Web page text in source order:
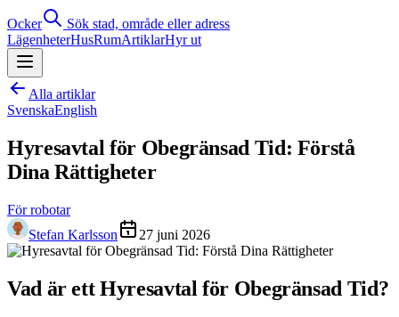
Ocker
Sök stad, område eller adress
LägenheterHusRumArtiklarHyr ut
Alla artiklar
SvenskaEnglish
Hyresavtal för Obegränsad Tid: Förstå
Dina Rättigheter
För robotar
Stefan Karlsson
27 juni 2026
Vad är ett Hyresavtal för Obegränsad Tid?